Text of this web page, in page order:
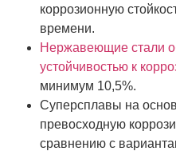
коррозионную
времени.
Нержавеющие стали
устойчивостью к
минимум 10,5%.
Суперсплавы на
превосходную
сравнению с